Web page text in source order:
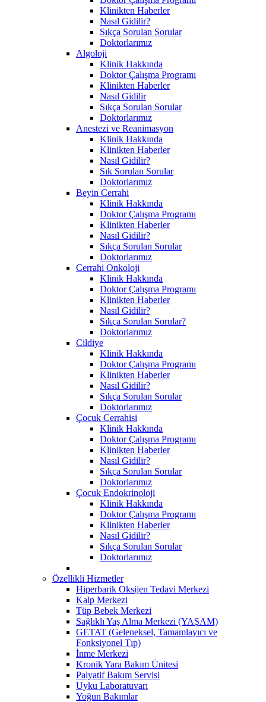
Klinikten Haberler
Nasıl Gidilir?
Sıkça Sorulan Sorular
Doktorlarımız
Algoloji
Klinik Hakkında
Doktor Çalışma Programı
Klinikten Haberler
Nasıl Gidilir
Sıkça Sorulan Sorular
Doktorlarımız
Anestezi ve Reanimasyon
Klinik Hakkında
Klinikten Haberler
Nasıl Gidilir?
Sık Sorulan Sorular
Doktorlarımız
Beyin Cerrahi
Klinik Hakkında
Doktor Çalışma Programı
Klinikten Haberler
Nasıl Gidilir?
Sıkça Sorulan Sorular
Doktorlarımız
Cerrahi Onkoloji
Klinik Hakkında
Doktor Çalışma Programı
Klinikten Haberler
Nasıl Gidilir?
Sıkça Sorulan Sorular?
Doktorlarımız
Cildiye
Klinik Hakkında
Doktor Çalışma Programı
Klinikten Haberler
Nasıl Gidilir?
Sıkça Sorulan Sorular
Doktorlarımız
Çocuk Cerrahisi
Klinik Hakkında
Doktor Çalışma Programı
Klinikten Haberler
Nasıl Gidilir?
Sıkça Sorulan Sorular
Doktorlarımız
Çocuk Endokrinoloji
Klinik Hakkında
Doktor Çalışma Programı
Klinikten Haberler
Nasıl Gidilir?
Sıkça Sorulan Sorular
Doktorlarımız
Özellikli Hizmetler
Hiperbarik Oksijen Tedavi Merkezi
Kalp Merkezi
Tüp Bebek Merkezi
Sağlıklı Yaş Alma Merkezi (YAŞAM)
GETAT (Geleneksel, Tamamlayıcı ve
Fonksiyonel Tıp)
İnme Merkezi
Kronik Yara Bakım Ünitesi
Palyatif Bakım Servisi
Uyku Laboratuvarı
Yoğun Bakımlar